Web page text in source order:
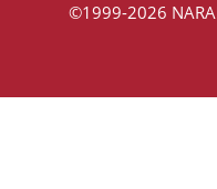
©1999-2026